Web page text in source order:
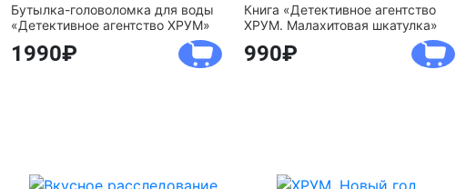
Бутылка-головоломка для воды
«Детективное агентство ХРУМ»
1990
Книга «Детективное агентство
ХРУМ. Малахитовая шкатулка»
990